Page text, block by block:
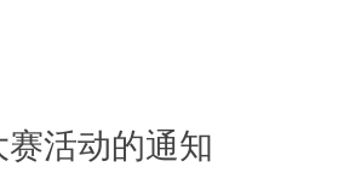
活动的通知